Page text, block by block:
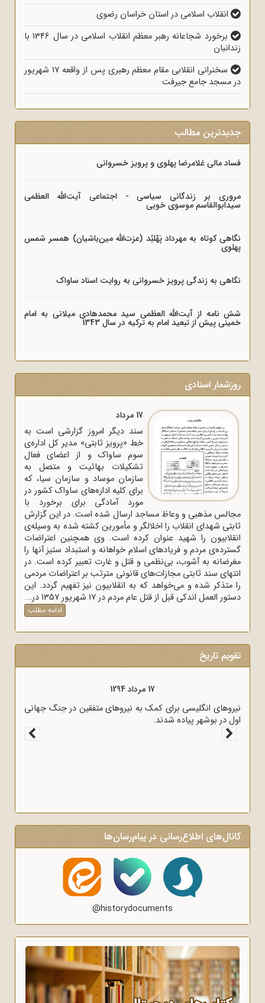
انقلاب اسلامی در استان خراسان رضوی
برخورد شجاعانه رهبر معظم انقلاب اسلامی در سال 1346 با
زندانبان
سخنرانی انقلابی مقام معظم رهبری پس از واقعه 17 شهریور
در مسجد جامع جیرفت
جدیدترین مطالب
فساد مالی غلامرضا پهلوی و پرویز خسروانی
مروری بر زندگانی سیاسی - اجتماعی آیت‌الله العظمی
سیدابوالقاسم موسوی خویی
نگاهی کوتاه به مهرداد پَهْلبُد (عزت‌الله مین‌باشیان) همسر شمس
پهلوی
نگاهی به زندگی پرویز خسروانی به روایت اسناد ساواک
شش نامه از آیت‌الله العظمی سید محمدهادی میلانی به امام
خمینی پیش از تبعید امام به ترکیه در سال 1343
روزشمار اسنادی
17 مرداد
سند دیگر امروز گزارشی است به
خط «پرویز ثابتی» مدیر کل اداره‌ی
سوم ساواک و از اعضای فعال
تشکیلات بهائیت و متصل به
سازمان موساد و سازمان سیا، که
برای کلیه اداره‌های ساواک‌ کشور در
مورد آمادگی برای برخورد با
مجالس مذهبی و وعاظ مساجد ارسال شده است. در این گزارش
ثابتی شهدای انقلاب را اخلالگر و مأمورین کشته شده به وسیله‌ی
انقلابیون را شهید عنوان کرده است. وی همچنین اعتراضات
گسترده‌ی مردم و فریادهای اسلام خواهانه و استبداد ستیز آنها را
مغرضانه به آشوب، بی‌نظمی و قتل و غارت تعبیر کرده است. در
انتهای سند ثابتی مجازات‌های قانونی مترتب بر اعتراضات مردمی
را متذکر شده و می‌خواهد که به انقلابیون نیز تفهیم گردد. این
دستور العمل اندکی قبل از قتل عام مردم در 17 شهریور 1357 در...
ادامه مطلب
تقویم تاریخ
17 مرداد 1298
قرارداد 1919 که عملاً ایران را مستعمره انگلستان می‌کرد، به وسیله
وثوق‌الدوله با انگلیسی‌ها امضا شد.
کانال‌های اطلاع‌رسانی در پیام‌رسان‌ها
@historydocuments